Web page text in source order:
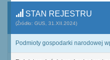
STAN REJESTRU
(Źródło: GUS, 31.XII.2024)
Podmioty gospodarki narodowej